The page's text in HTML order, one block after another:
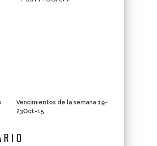
Vencimientos de la semana 19-
23Oct-15